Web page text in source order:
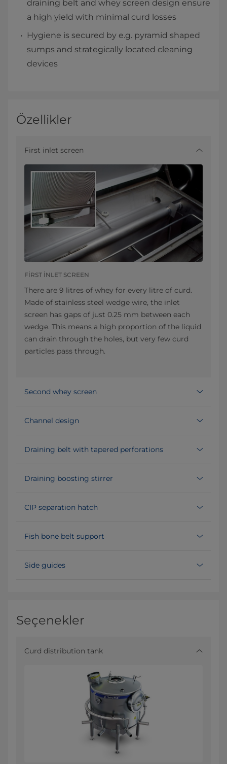
draining belt and whey screen design ensure
a high yield with minimal curd losses
Hygiene is secured by e.g. pyramid shaped
sumps and strategically located cleaning
devices
Özellikler
First inlet screen
FIRST INLET SCREEN
There are 9 litres of whey for every litre of curd.
Made of stainless steel wedge wire, the inlet
screen has gaps of just 0.25 mm between each
wedge. This means a high proportion of the liquid
can drain through the holes, but very few curd
particles pass through.
Second whey screen
Channel design
Draining belt with tapered perforations
Draining boosting stirrer
CIP separation hatch
Fish bone belt support
Side guides
Seçenekler
Curd distribution tank